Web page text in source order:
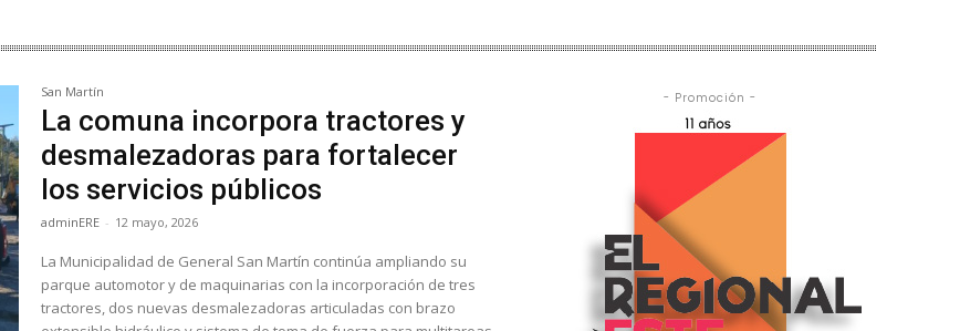
San Martín
La comuna incorpora tractores y
desmalezadoras para fortalecer
los servicios públicos
adminERE - 12 mayo, 2026
La Municipalidad de General San Martín continúa ampliando su
parque automotor y de maquinarias con la incorporación de tres
tractores, dos nuevas desmalezadoras articuladas con brazo
- Promoción -